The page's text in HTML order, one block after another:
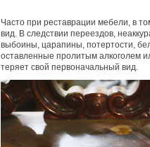
Часто при реставрации мебели, в
вид. В следствии переездов,
выбоины, царапины, потертости,
оставленные пролитым алкоголем
теряет свой первоначальный вид.